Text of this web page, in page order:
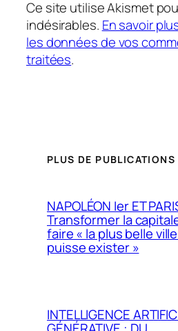
Ce site utilise Akismet
indésirables. En savoir
les données de vos
traitées.
PLUS DE PUBLICATIONS
NAPOLÉON Ier ET
Transformer la
faire « la plus belle
puisse exister »
INTELLIGENCE